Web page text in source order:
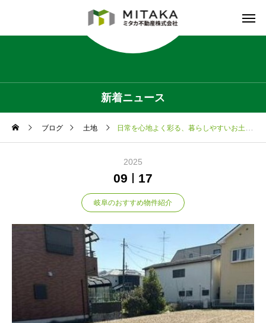
新着ニュース
ブログ 土地 日常を心地よく彩る、暮らしやすいお土地＠岐阜市六条片田
2025
09 17
岐阜のおすすめ物件紹介